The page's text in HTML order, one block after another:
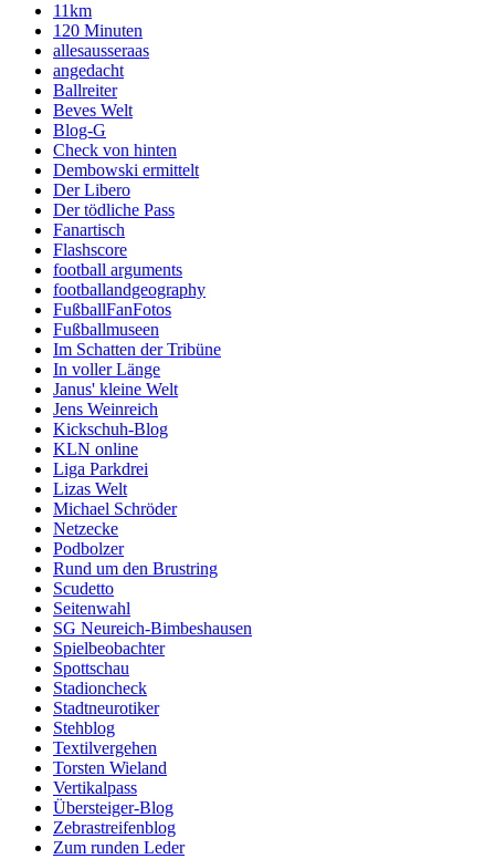
11km
120 Minuten
allesausseraas
angedacht
Ballreiter
Beves Welt
Blog-G
Check von hinten
Dembowski ermittelt
Der Libero
Der tödliche Pass
Fanartisch
Flashscore
football arguments
footballandgeography
FußballFanFotos
Fußballmuseen
Im Schatten der Tribüne
In voller Länge
Janus' kleine Welt
Jens Weinreich
Kickschuh-Blog
KLN online
Liga Parkdrei
Lizas Welt
Michael Schröder
Netzecke
Podbolzer
Rund um den Brustring
Scudetto
Seitenwahl
SG Neureich-Bimbeshausen
Spielbeobachter
Spottschau
Stadioncheck
Stadtneurotiker
Stehblog
Textilvergehen
Torsten Wieland
Vertikalpass
Übersteiger-Blog
Zebrastreifenblog
Zum runden Leder